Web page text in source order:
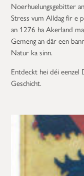
Noerhuelungsgebitter
Stress vum Alldag fir e
an 1276 ha Akerland
Gemeng an där een
Natur ka sinn.
Entdeckt hei déi eenzel
Geschicht.